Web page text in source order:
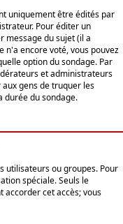
uniquement être édités par
Pour éditer un
message du sujet (il a
n'a encore voté, vous pouvez
option du sondage. Par
et administrateurs
gens de truquer les
durée du sondage.
utilisateurs ou groupes. Pour
spéciale. Seuls le
cet accès; vous